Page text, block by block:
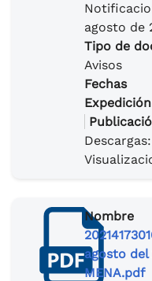
agosto de
Tipo de
Avisos
Fechas
Nombre
agosto del
MENA.pdf